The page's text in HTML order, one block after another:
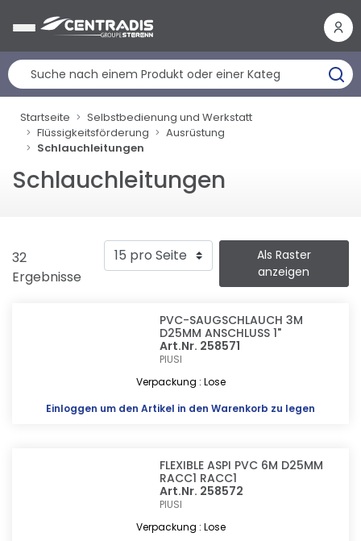
Startseite
Selbstbedienung und Werkstatt
Flüssigkeitsförderung
Ausrüstung
Schlauchleitungen
Schlauchleitungen
32
Ergebnisse
Als Raster
anzeigen
PVC-SAUGSCHLAUCH 3M
D25MM ANSCHLUSS 1"
Art.Nr. 258571
PIUSI
Verpackung : Lose
Einloggen um den Artikel in den Warenkorb zu legen
FLEXIBLE ASPI PVC 6M D25MM
RACC1 RACC1
Art.Nr. 258572
PIUSI
Verpackung : Lose